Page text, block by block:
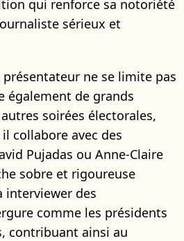
qui renforce sa notoriété
sérieux et
ne se limite pas
également de grands
soirées électorales,
collabore avec des
Pujadas ou Anne-Claire
sobre et rigoureuse
interviewer des
comme les présidents
contribuant ainsi au